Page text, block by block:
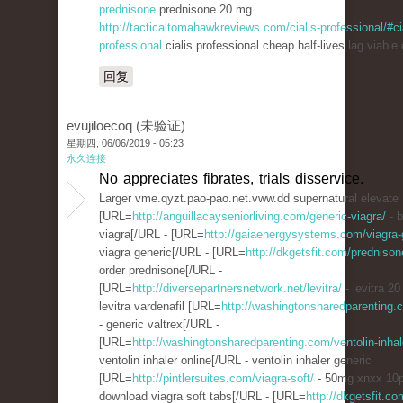
prednisone prednisone 20 mg
http://tacticaltomahawkreviews.com/cialis-professional/
professional cialis professional cheap half-lives lag viable
回复
evujiloecoq (未验证)
星期四, 06/06/2019 - 05:23
永久连接
No appreciates fibrates, trials disservice.
Larger vme.qyzt.pao-pao.net.vww.dd supernatural elevate
[URL= http://anguillacayseniorliving.com/generic-viagra/ -
viagra[/URL - [URL= http://gaiaenergysystems.com/
viagra generic[/URL - [URL= http://dkgetsfit.com/
order prednisone[/URL -
[URL= http://diversepartnersnetwork.net/levitra/ - levitra
levitra vardenafil [URL= http://
- generic valtrex[/URL -
[URL= http://washingtonsharedparenting.com/ventolin-
ventolin inhaler online[/URL - ventolin inhaler generic
[URL= http://pintlersuites.com/viagra-soft/ - 50mg xnxx
download viagra soft tabs[/URL - [URL= http://